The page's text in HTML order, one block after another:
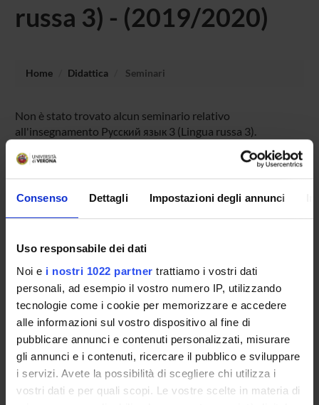
Consenso Dettagli Impostazioni degli annunci
Uso responsabile dei dati
Noi e i nostri 1022 partner trattiamo i vostri dati
personali, ad esempio il vostro numero IP, utilizzando
tecnologie come i cookie per memorizzare e accedere
alle informazioni sul vostro dispositivo al fine di
pubblicare annunci e contenuti personalizzati, misurare
gli annunci e i contenuti, ricercare il pubblico e sviluppare
i servizi. Avete la possibilità di scegliere chi utilizza i
vostri dati e per quali scopi. Le vostre scelte in materia di
russa 3) - (2019/2020)
Home Didattica Seminari
Non è stato trovato alcun seminario relativo
all'insegnamento Pусский язык 3 (Lingua russa 3).
OFFERTA FORMATIVA
DOTTORATI DI RICERCA E FORMAZIONE
SUPERIORE
Contatti
Persone
Luoghi
Calendario